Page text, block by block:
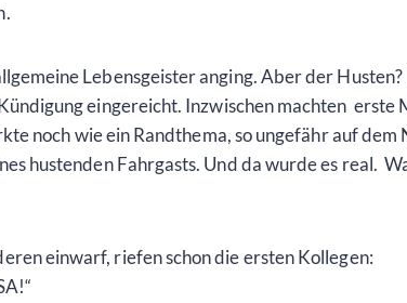
Lebensgeister anging. Aber der
eingereicht. Inzwischen machten erste
noch wie ein Randthema, so ungefähr auf dem
hustenden Fahrgasts. Und da wurde es real.
einwarf, riefen schon die ersten Kollegen: